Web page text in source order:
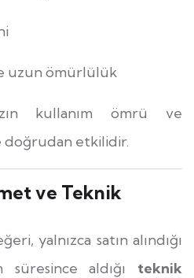
uzun ömürlülük
kullanım ömrü ve
doğrudan etkilidir.
ve Teknik
yalnızca satın alındığı
süresince aldığı teknik